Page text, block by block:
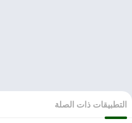
التطبيقات ذات الصلة